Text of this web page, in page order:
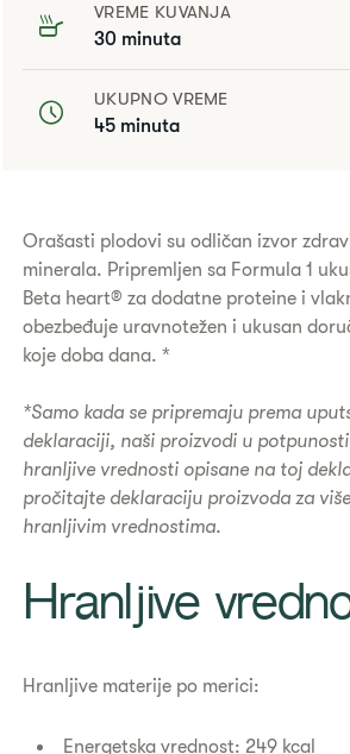
VREME KUVANJA
30 minuta
UKUPNO VREME
45 minuta
Orašasti plodovi su odličan izvor
minerala. Pripremljen sa Formula 1
Beta heart® za dodatne proteine i
obezbeđuje uravnotežen i ukusan
koje doba dana. *
*Samo kada se pripremaju prema
deklaraciji, naši proizvodi u
hranljive vrednosti opisane na toj
pročitajte deklaraciju proizvoda za
hranljivim vrednostima.
​Hranljive
Hranljive materije po merici:
Energetska vrednost: 249 kcal